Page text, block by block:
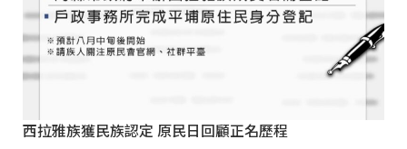
西拉雅族獲民族認定 原民日回顧正名歷程